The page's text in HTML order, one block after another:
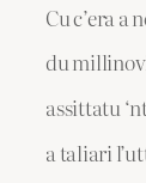
Cu c’era a
du
assittatu
a taliari